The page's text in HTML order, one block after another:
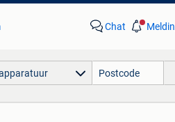
Chat